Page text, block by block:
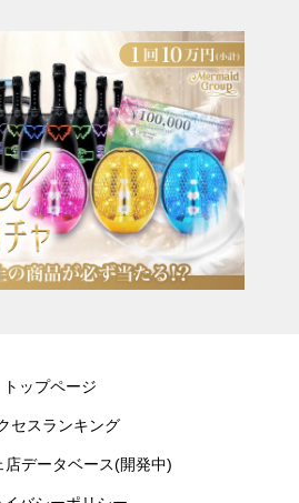
トップページ
セスランキング
店データベース(開発中)